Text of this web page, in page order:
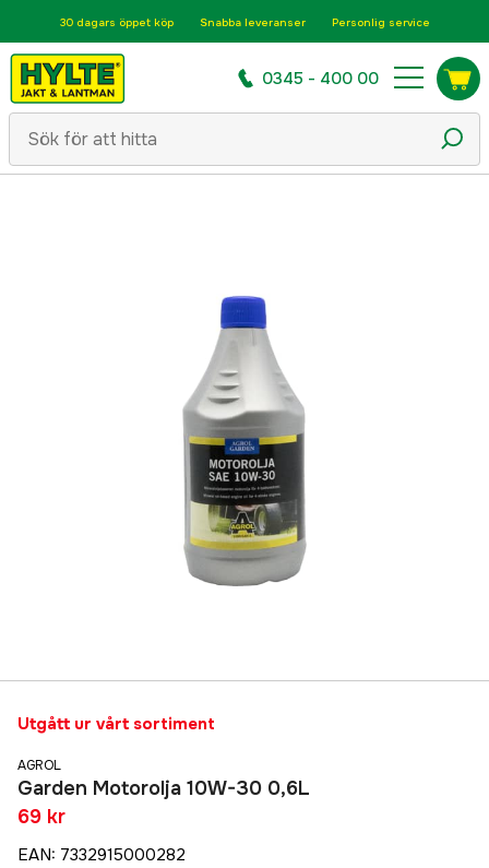
30 dagars öppet köp Snabba leveranser Personlig service
0345 - 400 00
Utgått ur vårt sortiment
AGROL
Garden Motorolja 10W-30 0,6L
69 kr
EAN: 7332915000282